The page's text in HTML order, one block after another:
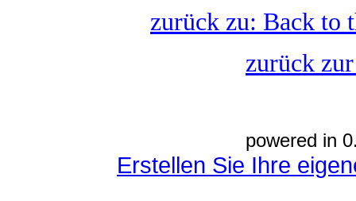
zurück zu: Back to
zurück
powered in
Erstellen Sie Ihre